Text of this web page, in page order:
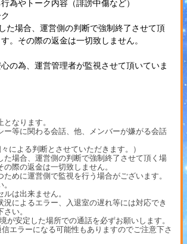
為やトーク内容（誹謗中傷など）
た場合、運営側の判断で強制終了させて頂
。その際の返金は一切致しません。
の為、運営管理者が監視させて頂いていま
となります。
ー等に関わる会話、他、メンバーが嫌がる会話
による判断とさせていただきます。）
た場合、運営側の判断で強制終了させて頂く場
際の返金は一切致しません。
ために運営側で監視を行う場合がございます。
ルは出来ません。
況によるエラー、入退室の遅れ等には対応でき
い。
が安定した場所での通話を必ずお願いします。
信エラーになる可能性もありますのでご注意下さ